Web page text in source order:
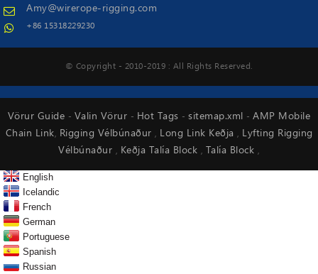
Amy@wirerope-rigging.com
+86 15318229230
© Copyright - 2010-2019 : All Rights Reserved.
Vörur Guide - Valin Vörur - Hot Tags -sitemap.xml -AMP Mobile
Chain Link, Rigging Vélbúnaður , Long Link Keðja , Lyfting Rigging
Vélbúnaður , Keðja Talía Block , Talía Block ,
English
Icelandic
French
German
Portuguese
Spanish
Russian